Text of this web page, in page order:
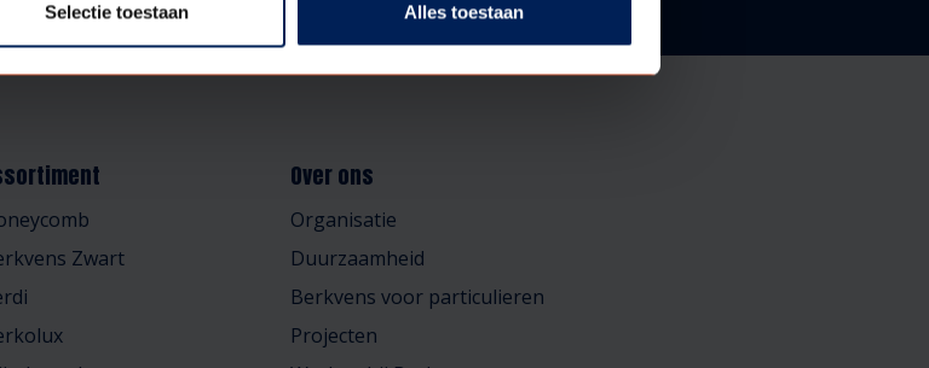
Selectie toestaan Alles toestaan
Zwart
Over ons
Organisatie
Duurzaamheid
Berkvens voor particulieren
Projecten